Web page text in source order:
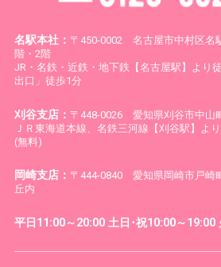
名駅本社： 〒450-0002 名古屋市中村区名
階・2階
JR・名鉄・近鉄・地下鉄【名古屋駅】より
出口」徒歩1分
刈谷支店： 〒448-0026 愛知県刈谷市中山
ＪＲ東海道本線、名鉄三河線【刈谷駅】
(無料)
岡崎支店： 〒444-0840 愛知県岡崎市戸崎
丘内
平日11:00～20:00 土日･祝10:00～19:00